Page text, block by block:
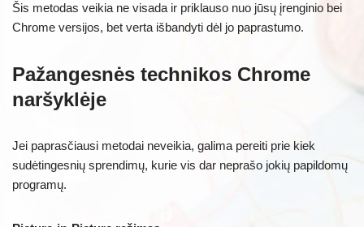
Šis metodas veikia ne visada ir priklauso nuo jūsų įrenginio bei
Chrome versijos, bet verta išbandyti dėl jo paprastumo.
Pažangesnės technikos Chrome
naršyklėje
Jei paprasčiausi metodai neveikia, galima pereiti prie kiek
sudėtingesnių sprendimų, kurie vis dar neprašo jokių papildomų
programų.